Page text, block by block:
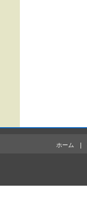
ホーム